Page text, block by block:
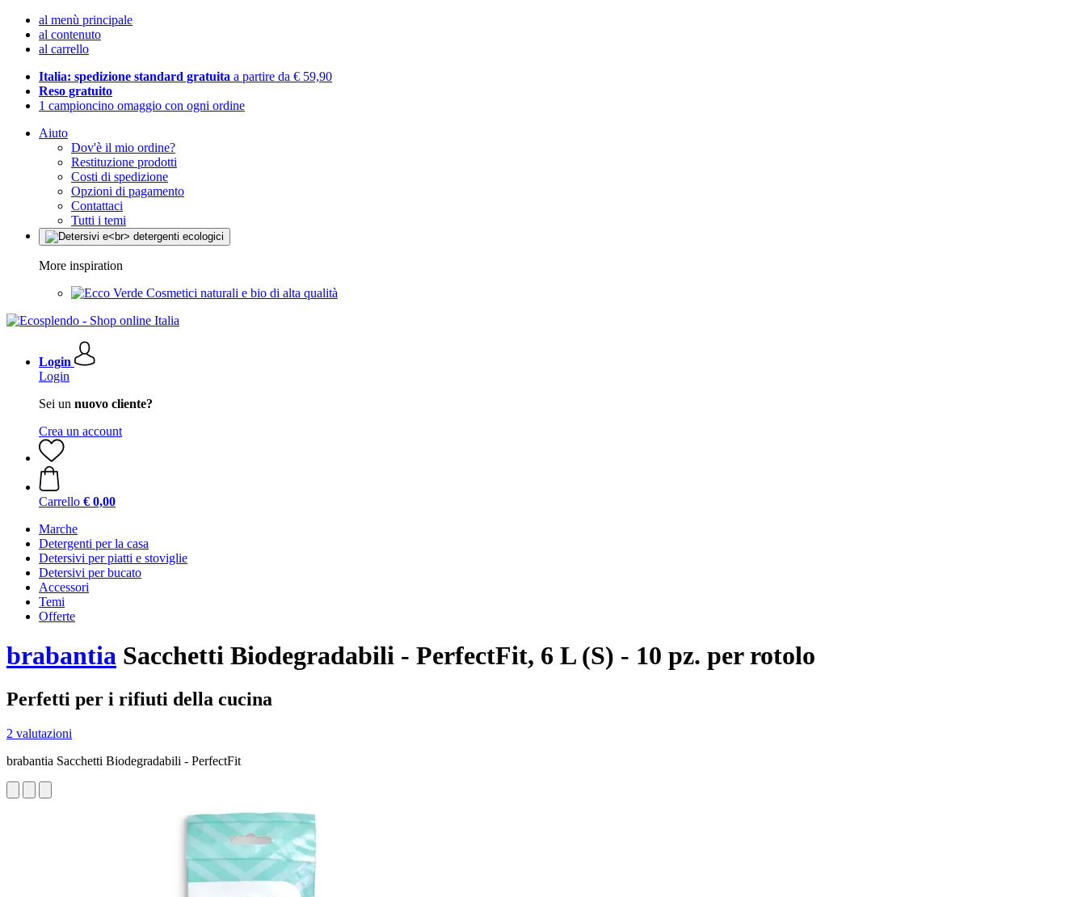
al menù principale
al contenuto
al carrello
Italia: spedizione standard gratuita a partire da € 59,90
Reso gratuito
1 campioncino omaggio con ogni ordine
Aiuto
Dov'è il mio ordine?
Restituzione prodotti
Costi di spedizione
Opzioni di pagamento
Contattaci
Tutti i temi
More inspiration
Cosmetici naturali e bio di alta qualità
Login
Login
Sei un nuovo cliente?
Crea un account
Carrello € 0,00
Marche
Detergenti per la casa
Detersivi per piatti e stoviglie
Detersivi per bucato
Accessori
Temi
Offerte
brabantia Sacchetti Biodegradabili - PerfectFit, 6 L (S) - 10 pz. per rotolo
Perfetti per i rifiuti della cucina
2 valutazioni
brabantia Sacchetti Biodegradabili - PerfectFit